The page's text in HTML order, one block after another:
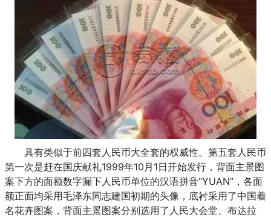
具有类似于前四套人民币大全套的权威性。第五套人民币
第一次是赶在国庆献礼1999年10月1日开始发行，背面主景图
案下方的面额数字漏下人民币单位的汉语拼音“YUAN”，各面
额正面均采用毛泽东同志建国初期的头像，底衬采用了中国着
名花卉图案，背面主景图案分别选用了人民大会堂、布达拉